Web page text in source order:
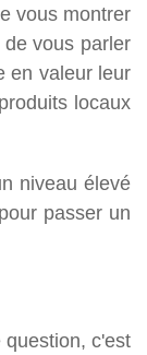
vous montrer
vous parler
en valeur leur
locaux
niveau élevé
passer un
c'est